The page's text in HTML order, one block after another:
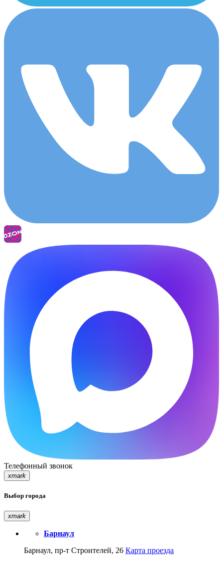
Телефонный звонок
xmark
Выбор города
xmark
Барнаул
Барнаул, пр-т Строителей, 26 Карта проезда